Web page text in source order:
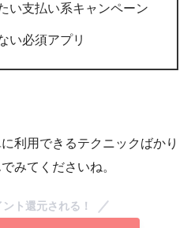
い支払い系キャンペーン
い必須アプリ
利用できるテクニックばかり
みてくださいね。
ト還元される！